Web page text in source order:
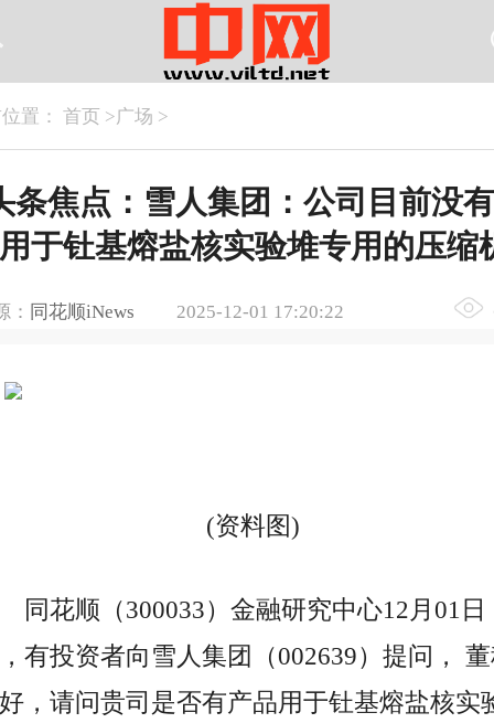
位置：首页 >广场 >
条焦点：雪人集团：公司目前没
用于钍基熔盐核实验堆专用的压缩
： 同花顺iNews 2025-12-01 17:20:22
(资料图)
同花顺（300033）金融研究中心12月01日
有投资者向雪人集团（002639）提问，
，请问贵司是否有产品用于钍基熔盐核实